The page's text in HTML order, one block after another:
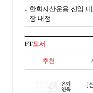
한화자산운용 신임
장 내정
FT도서
추천